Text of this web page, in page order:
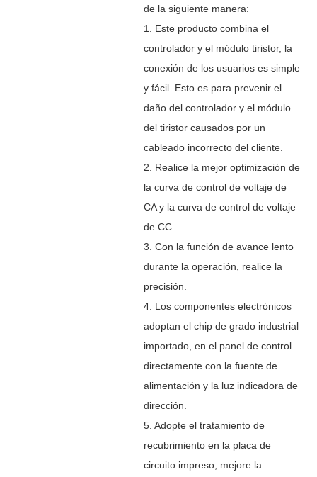
de la siguiente manera:
1. Este producto combina el
controlador y el módulo tiristor, la
conexión de los usuarios es simple
y fácil. Esto es para prevenir el
daño del controlador y el módulo
del tiristor causados por un
cableado incorrecto del cliente.
2. Realice la mejor optimización de
la curva de control de voltaje de
CA y la curva de control de voltaje
de CC.
3. Con la función de avance lento
durante la operación, realice la
precisión.
4. Los componentes electrónicos
adoptan el chip de grado industrial
importado, en el panel de control
directamente con la fuente de
alimentación y la luz indicadora de
dirección.
5. Adopte el tratamiento de
recubrimiento en la placa de
circuito impreso, mejore la